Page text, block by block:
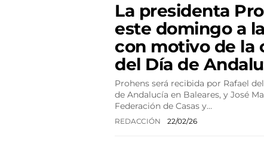
La presidenta
este domingo a
con motivo de la
del Día de
Prohens será recibida por Rafael
de Andalucía en Baleares, y José
Federación de Casas y…
REDACCIÓN 22/02/26